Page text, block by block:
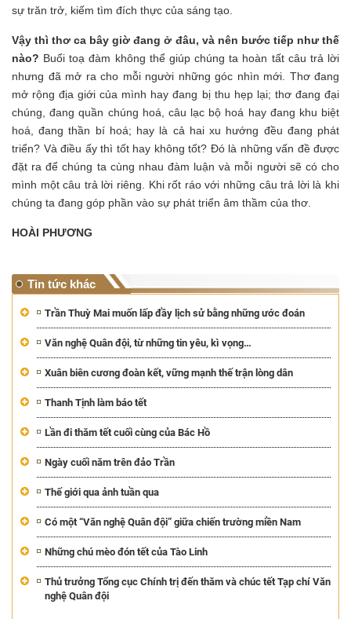
sự trăn trở, kiếm tìm đích thực của sáng tạo.
Vậy thì thơ ca bây giờ đang ở đâu, và nên bước tiếp như thế
nào? Buổi toạ đàm không thể giúp chúng ta hoàn tất câu trả lời
nhưng đã mở ra cho mỗi người những góc nhìn mới. Thơ đang
mở rộng địa giới của mình hay đang bị thu hẹp lại; thơ đang đại
chúng, đang quần chúng hoá, câu lạc bộ hoá hay đang khu biệt
hoá, đang thần bí hoá; hay là cả hai xu hướng đều đang phát
triển? Và điều ấy thì tốt hay không tốt? Đó là những vấn đề được
đặt ra để chúng ta cùng nhau đàm luận và mỗi người sẽ có cho
mình một câu trả lời riêng. Khi rốt ráo với những câu trả lời là khi
chúng ta đang góp phần vào sự phát triển âm thầm của thơ.
HOÀI PHƯƠNG
Tin tức khác
Trần Thuỳ Mai muốn lấp đầy lịch sử bằng những ước đoán
Văn nghệ Quân đội, từ những tin yêu, kì vọng…
Xuân biên cương đoàn kết, vững mạnh thế trận lòng dân
Thanh Tịnh làm báo tết
Lần đi thăm tết cuối cùng của Bác Hồ
Ngày cuối năm trên đảo Trần
Thế giới qua ảnh tuần qua
Có một “Văn nghệ Quân đội” giữa chiến trường miền Nam
Những chú mèo đón tết của Tào Linh
Thủ trưởng Tổng cục Chính trị đến thăm và chúc tết Tạp chí Văn
nghệ Quân đội